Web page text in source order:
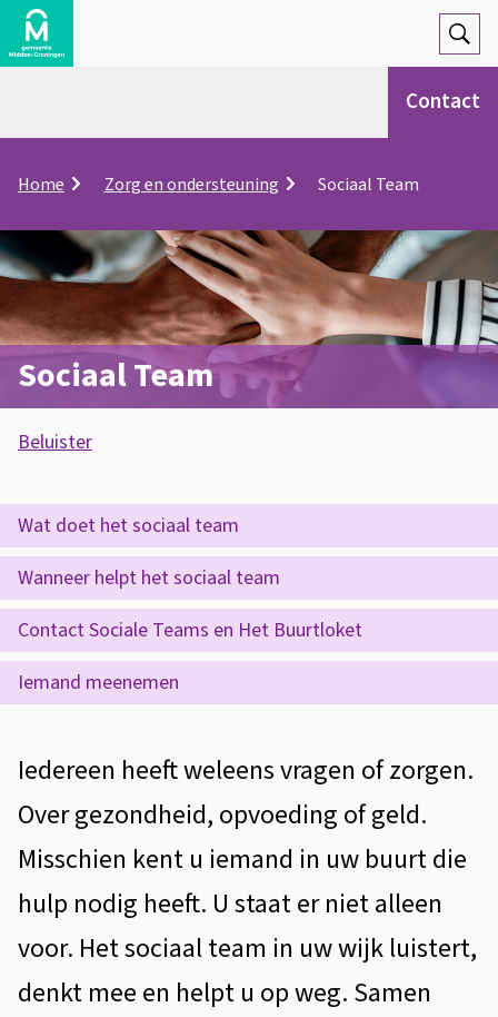
Open
Contact
K
u
i
m
l
p
a
d
Home Zorg en ondersteuning Sociaal Team
Sociaal Team
s
i
t
e
n
Beluister
o
c
i
a
a
m
O
p
d
e
e
Wat doet het sociaal team
Wanneer helpt het sociaal team
Contact Sociale Teams en Het Buurtloket
Iemand meenemen
m
Iedereen heeft weleens vragen of zorgen.
Over gezondheid, opvoeding of geld.
Misschien kent u iemand in uw buurt die
hulp nodig heeft. U staat er niet alleen
voor. Het sociaal team in uw wijk luistert,
denkt mee en helpt u op weg. Samen